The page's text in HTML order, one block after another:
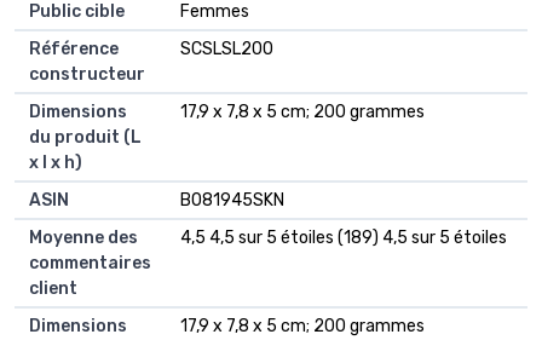
Public cible
‎Femmes
Référence
constructeur
‎SCSLSL200
Dimensions
du produit (L
x l x h)
‎17,9 x 7,8 x 5 cm; 200 grammes
ASIN
‎B081945SKN
Moyenne des
commentaires
client
4,5 4,5 sur 5 étoiles (189) 4,5 sur 5 étoiles
Dimensions
17,9 x 7,8 x 5 cm; 200 grammes